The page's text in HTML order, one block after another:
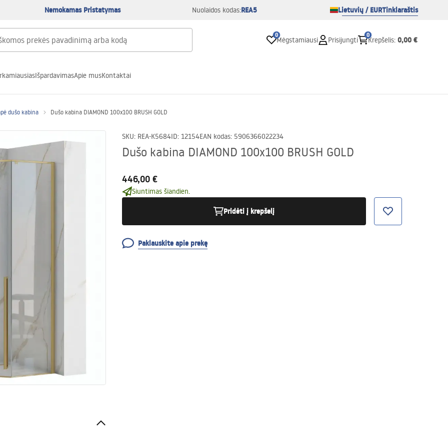
Nemokamas Pristatymas Nuolaidos kodas:REA5 Lietuvių / EURTinklaraštis
0
Mėgstamiausi Prisijungti
0
Krepšelis: 0,00 €
IšpardavimasApie musKontaktai
dušo kabina Dušo kabina DIAMOND 100x100 BRUSH GOLD
SKU: REA-K5684ID: 12154EAN kodas: 5906366022234
Dušo kabina DIAMOND 100x100 BRUSH GOLD
446,00 €
Siuntimas šiandien.
Pridėti į krepšelį
Paklauskite apie prekę